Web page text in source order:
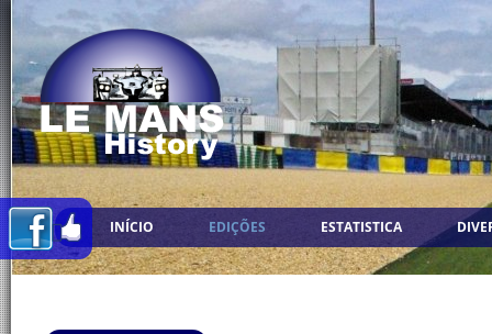
INÍCIO EDIÇÕES ESTATISTICA